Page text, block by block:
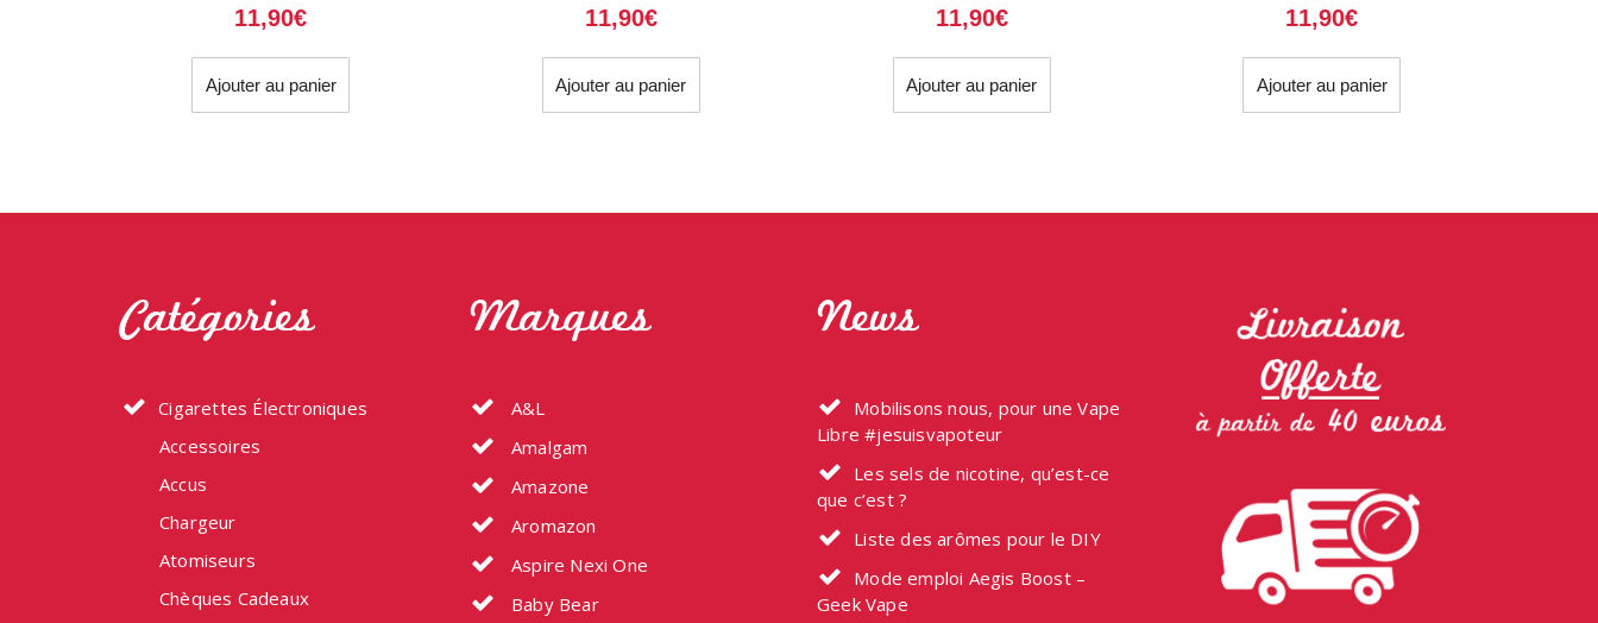
11,90€
Ajouter au panier
11,90€
Ajouter au panier
11,90€
Ajouter au panier
11,90€
Ajouter au panier
Catégories
Cigarettes Électroniques
Accessoires
Accus
Chargeur
Atomiseurs
Chèques Cadeaux
Marques
A&L
Amalgam
Amazone
Aromazon
Aspire Nexi One
Baby Bear
News
Mobilisons nous, pour une Vape
Libre #jesuisvapoteur
Les sels de nicotine, qu’est-ce
que c’est ?
Liste des arômes pour le DIY
Mode emploi Aegis Boost –
Geek Vape